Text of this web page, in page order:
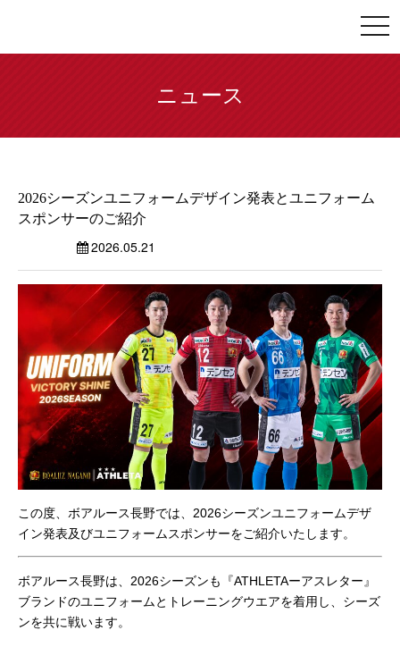
ニュース
2026シーズンユニフォームデザイン発表とユニフォーム
スポンサーのご紹介
2026.05.21
この度、ボアルース長野では、2026シーズンユニフォームデザ
イン発表及びユニフォームスポンサーをご紹介いたします。
ボアルース長野は、2026シーズンも『ATHLETAーアスレター』
ブランドのユニフォームとトレーニングウエアを着用し、シーズ
ンを共に戦います。